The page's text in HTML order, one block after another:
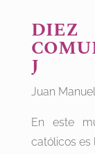
DIEZ
J
Juan
En este
católicos es